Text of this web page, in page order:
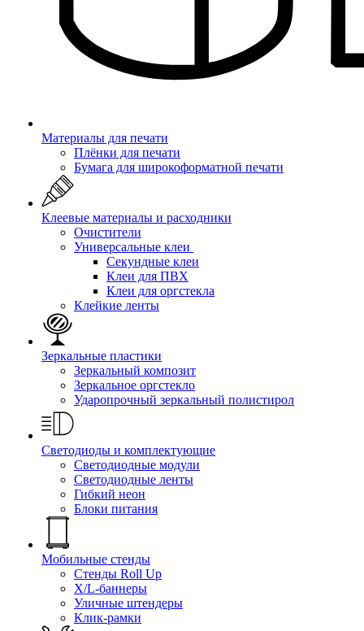
Материалы для печати
Плёнки для печати
Бумага для широкоформатной печати
Клеевые материалы и расходники
Очистители
Универсальные клеи
Секундные клеи
Клеи для ПВХ
Клеи для оргстекла
Клейкие ленты
Зеркальные пластики
Зеркальный композит
Зеркальное оргстекло
Ударопрочный зеркальный полистирол
Светодиоды и комплектующие
Светодиодные модули
Светодиодные ленты
Гибкий неон
Блоки питания
Мобильные стенды
Стенды Roll Up
X/L-баннеры
Уличные штендеры
Клик-рамки